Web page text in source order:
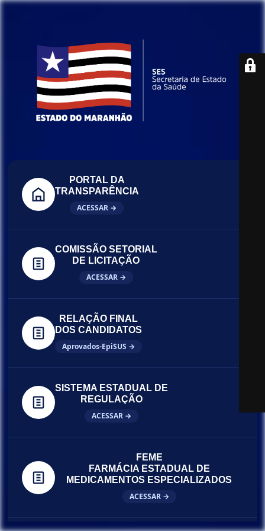
PORTAL DA
TRANSPARÊNCIA
ACESSAR →
COMISSÃO SETORIAL
DE LICITAÇÃO
ACESSAR →
RELAÇÃO FINAL
DOS CANDIDATOS
Aprovados-EpiSUS →
SISTEMA ESTADUAL DE
REGULAÇÃO
ACESSAR →
FEME
FARMÁCIA ESTADUAL DE
MEDICAMENTOS ESPECIALIZADOS
ACESSAR →